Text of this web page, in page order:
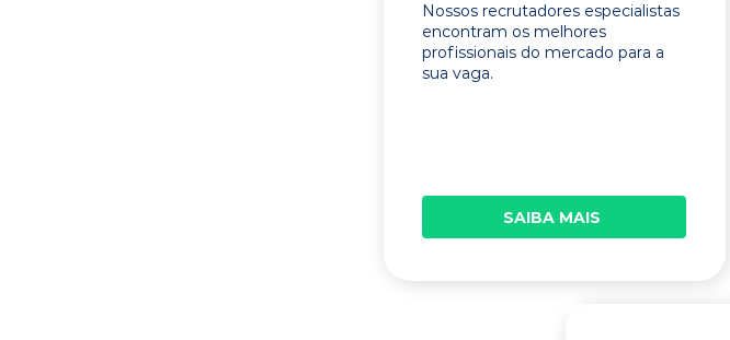
Nossos recrutadores especialistas
encontram os melhores
profissionais do mercado para a
sua vaga.
SAIBA MAIS